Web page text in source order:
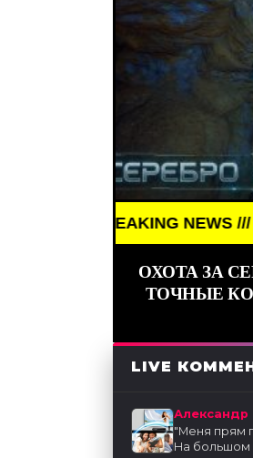
BREAKING NEWS /// ИГРЫ ///
ОХОТА ЗА
ТОЧНЫЕ
LIVE
Александр
"Меня прям
На большом